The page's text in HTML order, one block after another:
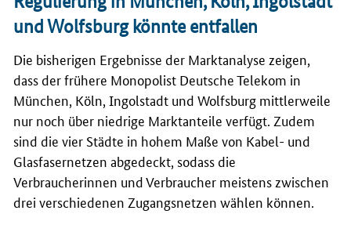
und Wolfsburg könnte entfallen
Die bisherigen Ergebnisse der Marktanalyse zeigen,
dass der frühere Monopolist Deutsche Telekom in
München, Köln, Ingolstadt und Wolfsburg mittlerweile
nur noch über niedrige Marktanteile verfügt. Zudem
sind die vier Städte in hohem Maße von Kabel- und
Glasfasernetzen abgedeckt, sodass die
Verbraucherinnen und Verbraucher meistens zwischen
drei verschiedenen Zugangsnetzen wählen können.